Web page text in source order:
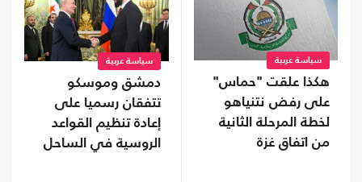
سياسة عربية
هكذا علقت "حماس"
على رفض نتنياهو
لخطة المرحلة الثانية
من اتفاق غزة
سياسة عربية
دمشق وموسكو
تتفقان رسميا على
إعادة تنظيم القواعد
الروسية في الساحل